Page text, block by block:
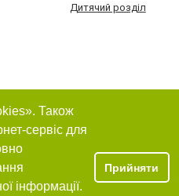
Дитячий розділ
Також
сервіс для
інформації.
Прийняти